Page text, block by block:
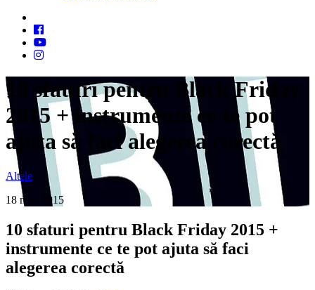
10 sfaturi pentru Black Friday
2015 + instrumente ce te pot
ajuta să faci alegerea corectă
Altele
18 nov. 2015
10 sfaturi pentru Black Friday 2015 +
instrumente ce te pot ajuta să faci
alegerea corectă